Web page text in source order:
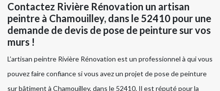
Contactez Rivière Rénovation un artisan
peintre à Chamouilley, dans le 52410 pour une
demande de devis de pose de peinture sur vos
murs !
L’artisan peintre Rivière Rénovation est un professionnel à qui vous
pouvez faire confiance si vous avez un projet de pose de peinture
sur bâtiment à Chamouilley, dans le 52410. Il est réputé pour la